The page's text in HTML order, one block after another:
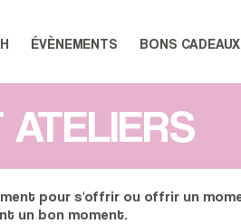
ÉVÈNEMENTS BONS CADEAUX
pour s'offrir ou offrir un
un bon moment.